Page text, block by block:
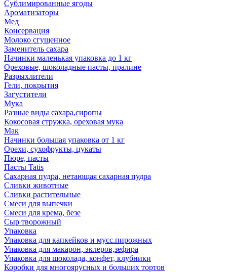
Сублимированные ягоды
Ароматизаторы
Мед
Консервация
Молоко сгущенное
Заменитель сахара
Начинки маленькая упаковка до 1 кг
Ореховые, шоколадные пасты, пралине
Разрыхлители
Гели, покрытия
Загустители
Мука
Разные виды сахара,сиропы
Кокосовая стружка, ореховая мука
Мак
Начинки большая упаковка от 1 кг
Орехи, сухофрукты, цукаты
Пюре, пасты
Пасты Tatis
Сахарная пудра, нетающая сахарная пудра
Сливки животные
Сливки растительные
Смеси для выпечки
Смеси для крема, безе
Сыр творожный
Упаковка
Упаковка для капкейков и мусс.пирожных
Упаковка для макарон, эклеров,зефира
Упаковка для шоколада, конфет, клубники
Коробки для многоярусных и больших тортов